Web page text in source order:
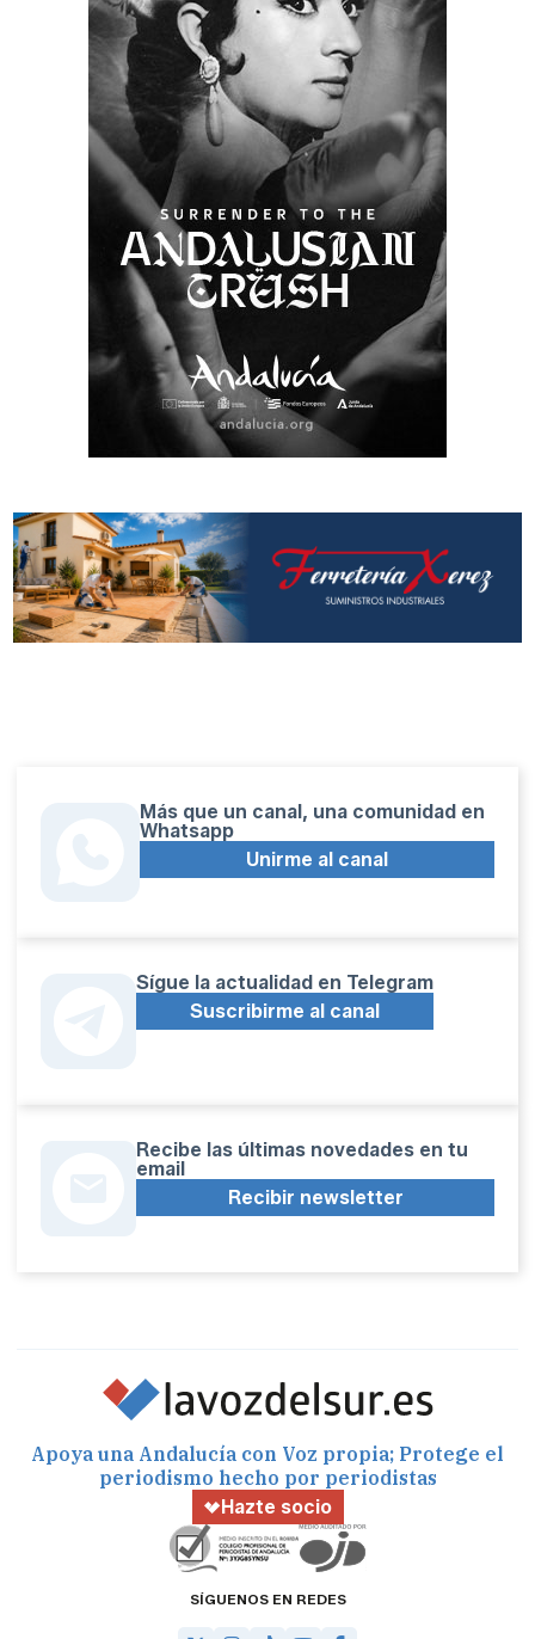
Más que un canal, una comunidad en
Whatsapp
Unirme al canal
Sígue la actualidad en Telegram
Suscribirme al canal
Recibe las últimas novedades en tu
email
Recibir newsletter
Apoya una Andalucía con Voz propia; Protege el
periodismo hecho por periodistas
Hazte socio
SÍGUENOS EN REDES